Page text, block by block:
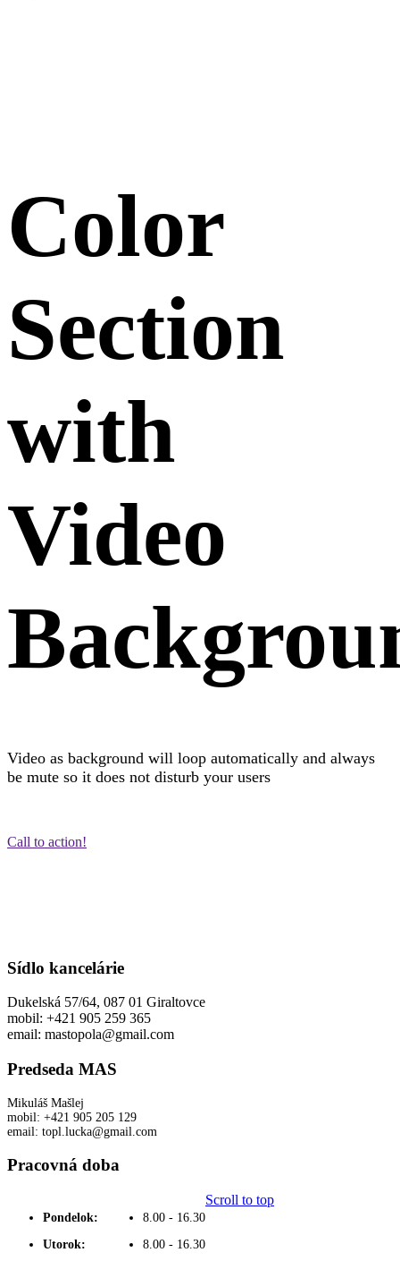
Color
Section
with
Video
Video as background will loop automatically and always
be mute so it does not disturb your users
Call to action!
Sídlo kancelárie
Dukelská 57/64, 087 01 Giraltovce
mobil: +421 905 259 365
email: mastopola@gmail.com
Predseda MAS
Mikuláš Mašlej
mobil: +421 905 205 129
email: topl.lucka@gmail.com
Pracovná doba
Pondelok:
Utorok:
8.00 - 16.30
8.00 - 16.30
Scroll to top